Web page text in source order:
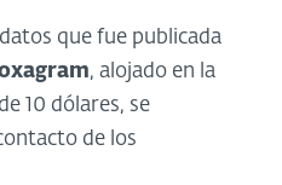
que fue publicada
, alojado en la
10 dólares, se
de los